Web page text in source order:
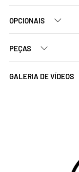
OPCIONAIS
PEÇAS
GALERIA DE VÍDEOS